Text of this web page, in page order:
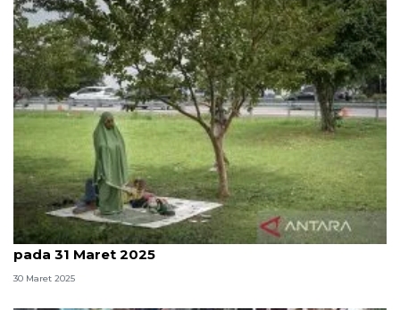
Sepekan, seputar arus mudik hingga Idul Fitri jatuh
pada 31 Maret 2025
30 Maret 2025